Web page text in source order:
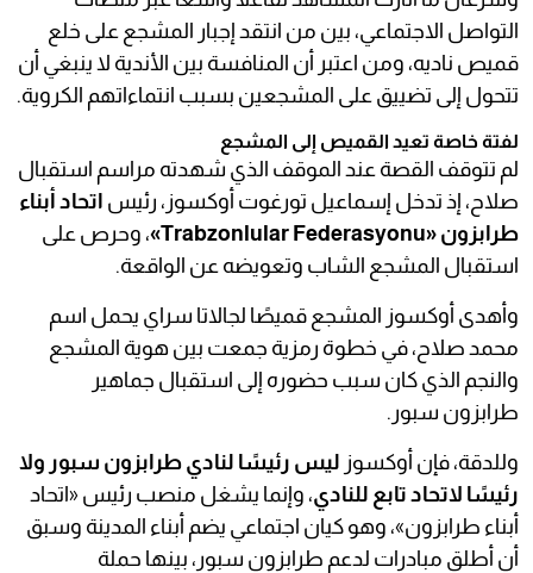
التواصل الاجتماعي، بين من انتقد إجبار المشجع على خلع
قميص ناديه، ومن اعتبر أن المنافسة بين الأندية لا ينبغي أن
تتحول إلى تضييق على المشجعين بسبب انتماءاتهم الكروية.
لفتة خاصة تعيد القميص إلى المشجع
لم تتوقف القصة عند الموقف الذي شهدته مراسم استقبال
صلاح، إذ تدخل إسماعيل تورغوت أوكسوز، رئيس اتحاد أبناء
طرابزون «Trabzonlular Federasyonu»
، وحرص على
استقبال المشجع الشاب وتعويضه عن الواقعة.
وأهدى أوكسوز المشجع قميصًا لجالاتا سراي يحمل اسم
محمد صلاح، في خطوة رمزية جمعت بين هوية المشجع
والنجم الذي كان سبب حضوره إلى استقبال جماهير
طرابزون سبور.
وللدقة، فإن أوكسوز ليس رئيسًا لنادي طرابزون سبور ولا
رئيسًا لاتحاد تابع للنادي، وإنما يشغل منصب رئيس «اتحاد
أبناء طرابزون»، وهو كيان اجتماعي يضم أبناء المدينة وسبق
أن أطلق مبادرات لدعم طرابزون سبور، بينها حملة